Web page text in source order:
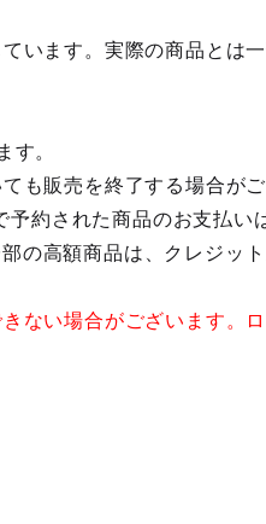
います。実際の商品とは
す。
も販売を終了する場合が
約された商品のお支払
の高額商品は、クレジッ
ない場合がございます。